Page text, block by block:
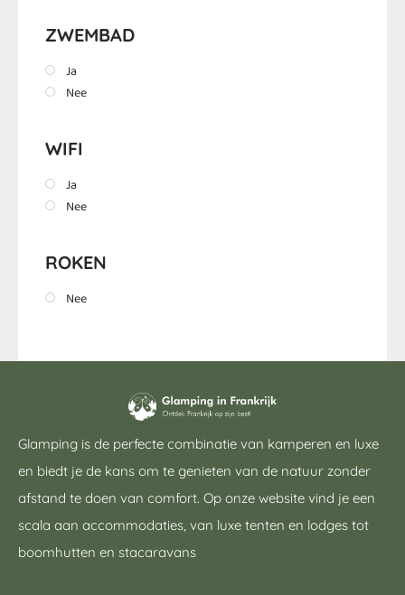
ZWEMBAD
Ja
Nee
WIFI
Ja
Nee
ROKEN
Nee
Glamping is de perfecte combinatie van kamperen en luxe
en biedt je de kans om te genieten van de natuur zonder
afstand te doen van comfort. Op onze website vind je een
scala aan accommodaties, van luxe tenten en lodges tot
boomhutten en stacaravans